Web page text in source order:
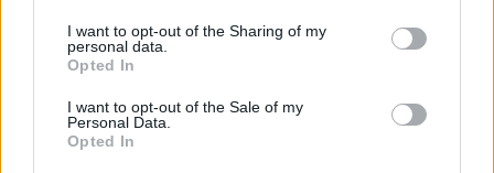
not limited to your visit or usage behaviour. You may click to
grant or deny consent to Google and its third-party tags to
use your data for below specified purposes in below Google
consent section.
I want to opt-out of the Sharing of my
personal data.
Opted In
I want to opt-out of the Sale of my
Personal Data.
Opted In